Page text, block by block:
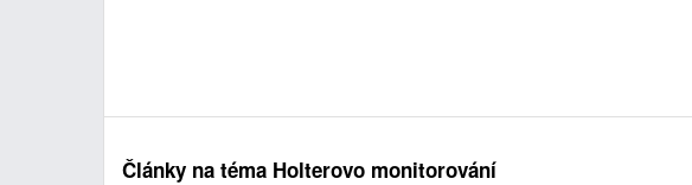
Články na téma Holterovo monitorování